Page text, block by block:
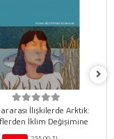
İlişkilerde Arktik:
İklim Değişimine